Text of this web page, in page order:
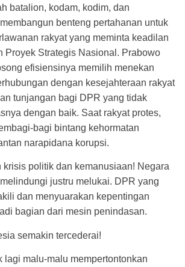
batalion, kodam, kodim, dan
benteng pertahanan untuk
rakyat yang meminta keadilan
Proyek Strategis Nasional. Prabowo
efisiensinya memilih menekan
dengan kesejahteraan rakyat
tunjangan bagi DPR yang tidak
dengan baik. Saat rakyat protes,
bagi bintang kehormatan
narapidana korupsi.
krisis politik dan kemanusiaan! Negara
justru melukai. DPR yang
dan menyuarakan kepentingan
bagian dari mesin penindasan.
semakin tercederai!
lagi malu-malu mempertontonkan